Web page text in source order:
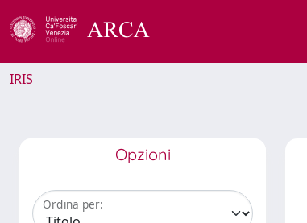
IRIS
Opzioni
Ordina per: